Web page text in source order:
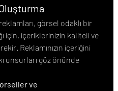
görsel odaklı bir
için, içeriklerinizin kaliteli ve
Reklamınızın içeriğini
unsurları göz önünde
ve